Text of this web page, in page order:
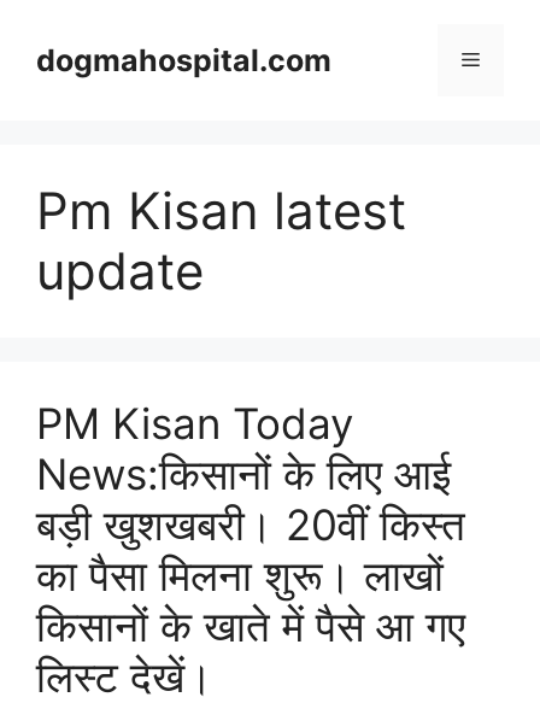
contentdogmahospital.com Menu
Pm Kisan latest
update
PM Kisan Today
News:किसानों के लिए आई
बड़ी खुशखबरी। 20वीं किस्त
का पैसा मिलना शुरू। लाखों
किसानों के खाते में पैसे आ गए
लिस्ट देखें।